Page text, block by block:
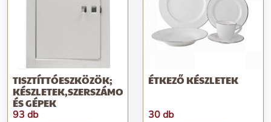
TISZTÍTTÓESZKÖZÖK;
KÉSZLETEK,SZERSZÁMOK
ÉS GÉPEK
93 db
ÉTKEZŐ KÉSZLETEK
30 db